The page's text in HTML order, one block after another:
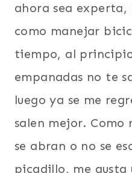
ahora sea experta,
como manejar
tiempo, al
empanadas no te
luego ya se me
salen mejor. Como
se abran o no se
picadillo, me gusta